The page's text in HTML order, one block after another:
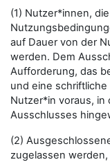
(1) Nutzer*innen,
auf Dauer von der
werden. Dem
Aufforderung, das
und eine
Nutzer*in voraus, in
Ausschlusses
(2)
zugelassen